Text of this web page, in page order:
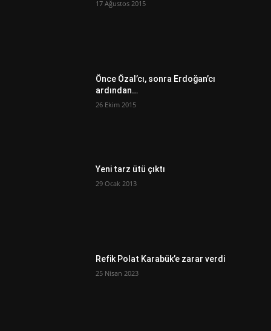
17 Ağustos 2015
Önce Özal’cı, sonra Erdoğan’cı
ardından…
26 Ekim 2015
Yeni tarz ütü çıktı
29 Ocak 2013
Refik Polat Karabük’e zarar verdi
25 Nisan 2023